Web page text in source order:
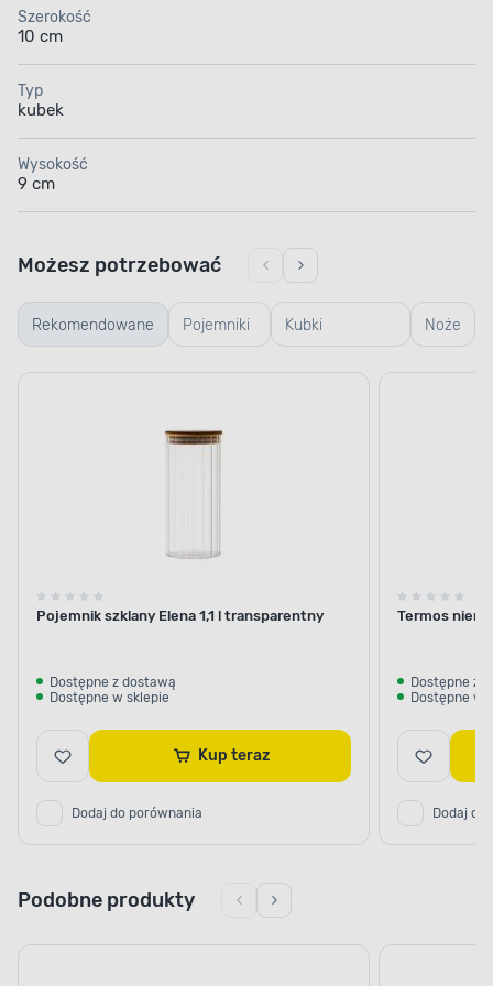
Szerokość
10 cm
Typ
kubek
Wysokość
9 cm
Rekomendowane Pojemniki
szklane
Kubki
termiczne i
Noże
Możesz potrzebować
Pojemnik szklany Elena 1,1 l transparentny
Dostępne z dostawą
Dostępne w sklepie
Kup teraz
Dodaj do porównania
Termos
Dostępne z
Dostępne w
Dodaj do
Podobne produkty